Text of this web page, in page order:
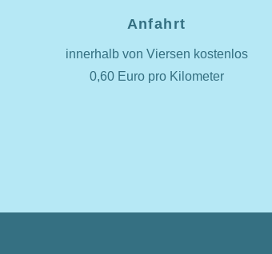
Anfahrt
innerhalb von Viersen kostenlos
0,60 Euro pro Kilometer